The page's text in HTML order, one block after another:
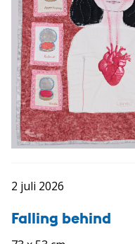
2 juli 2026
Falling behind